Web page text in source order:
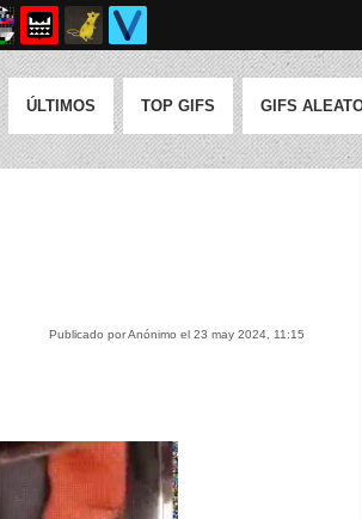
ÚLTIMOS TOP GIFS GIFS
Publicado por Anónimo el 23 may 2024, 11:15